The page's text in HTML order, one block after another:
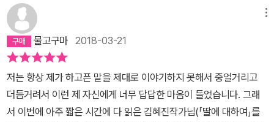
물고구마 2018-03-21
저는 항상 제가 하고픈 말을 제대로 이야기하지 못해서 중얼거리고
더듬거려서 이런 제 자신에게 너무 답답한 마음이 들었습니다. 그래
서 이번에 아주 짧은 시간에 다 읽은 김혜진작가님(「딸에 대하여」를